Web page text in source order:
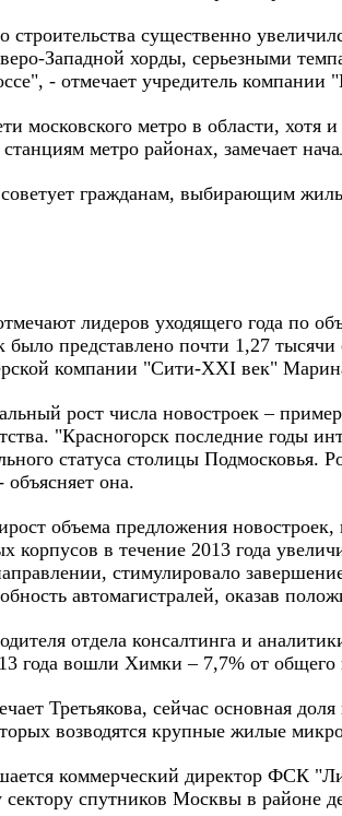
существенно
Западной хорды, серьезными
- отмечает учредитель компании
московского метро в области,
метро районах, замечает
гражданам, выбирающим
лидеров уходящего года по
было представлено почти 1,27
компании "Сити-XXI век"
рост числа новостроек –
"Красногорск последние годы
статуса столицы Подмосковья.
она.
объема предложения
корпусов в течение 2013 года
стимулировало
автомагистралей, оказав
отдела консалтинга и
года вошли Химки – 7,7% от
Третьякова, сейчас основная
возводятся крупные жилые
коммерческий директор ФСК
сектору спутников Москвы в районе